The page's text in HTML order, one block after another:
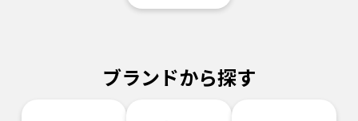
ブランドから探す